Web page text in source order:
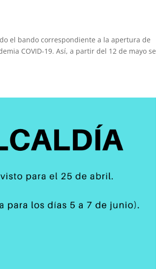
el bando correspondiente a la apertura de
COVID-19. Así, a partir del 12 de mayo se